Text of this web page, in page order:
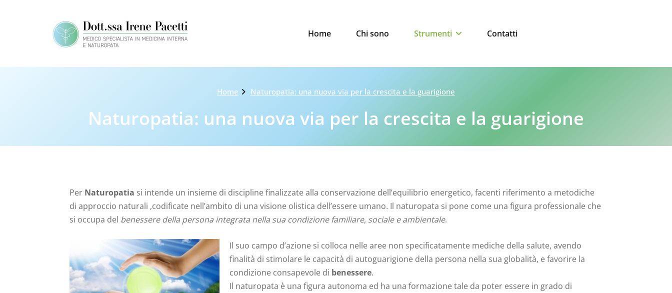
Home Chi sono Strumenti Contatti
Home Naturopatia: una nuova via per la crescita e la guarigione
Naturopatia: una nuova via per la crescita e la guarigione
Per Naturopatia si intende un insieme di discipline finalizzate alla conservazione dell’equilibrio energetico, facenti riferimento a metodiche
di approccio naturali ,codificate nell’ambito di una visione olistica dell’essere umano. Il naturopata si pone come una figura professionale che
si occupa del benessere della persona integrata nella sua condizione familiare, sociale e ambientale.
Il suo campo d’azione si colloca nelle aree non specificatamente mediche della salute, avendo
finalità di stimolare le capacità di autoguarigione della persona nella sua globalità, e favorire la
condizione consapevole di benessere.
Il naturopata è una figura autonoma ed ha una formazione tale da poter essere in grado di